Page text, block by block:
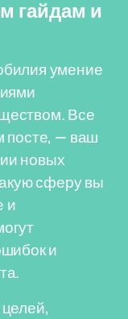
гайдам и
умение
Все
посте, — ваш
новых
сферу вы
и
и